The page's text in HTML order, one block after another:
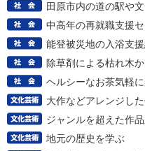
田原市内の道の駅や
中高年の再就職支援
能登被災地の入浴支
除草剤による枯れ木か
ヘルシーなお茶気軽
大作などアレンジし
ジャンルを超えた作
地元の歴史を学ぶ